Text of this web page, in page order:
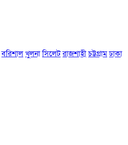
বরিশালখুলনাসিলেটরাজশাহীচট্টগ্রামঢাকা